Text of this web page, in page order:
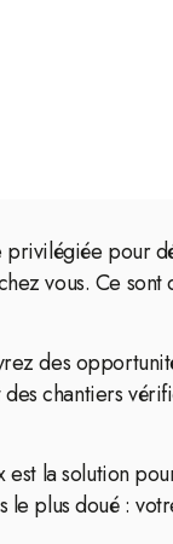
pour
vous. Ce
des
chantiers
est la solution
le plus doué :